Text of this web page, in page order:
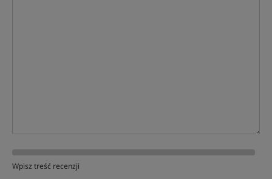
Wpisz treść recenzji